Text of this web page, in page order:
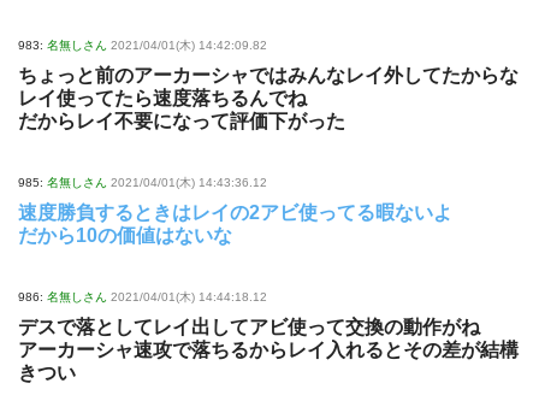
983: 名無しさん 2021/04/01(木) 14:42:09.82
ちょっと前のアーカーシャではみんなレイ外してたからな
レイ使ってたら速度落ちるんでね
だからレイ不要になって評価下がった
985: 名無しさん 2021/04/01(木) 14:43:36.12
速度勝負するときはレイの2アビ使ってる暇ないよ
だから10の価値はないな
986: 名無しさん 2021/04/01(木) 14:44:18.12
デスで落としてレイ出してアビ使って交換の動作がね
アーカーシャ速攻で落ちるからレイ入れるとその差が結構
きつい